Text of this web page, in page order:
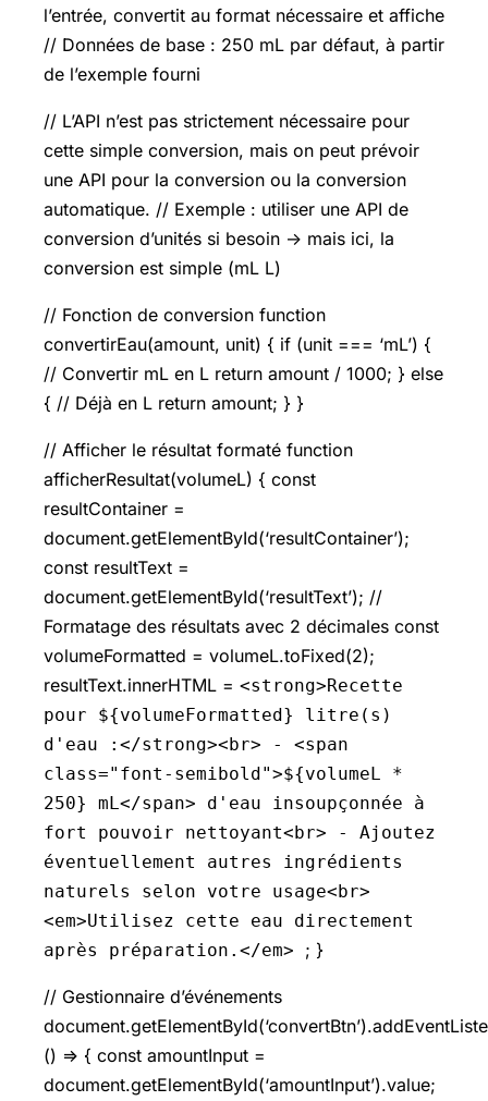
l’entrée, convertit au format nécessaire et affiche
// Données de base : 250 mL par défaut, à partir
de l’exemple fourni
// L’API n’est pas strictement nécessaire pour
cette simple conversion, mais on peut prévoir
une API pour la conversion ou la conversion
automatique. // Exemple : utiliser une API de
conversion d’unités si besoin -> mais ici, la
conversion est simple (mL L)
// Fonction de conversion function
convertirEau(amount, unit) { if (unit === ‘mL’) {
// Convertir mL en L return amount / 1000; } else
{ // Déjà en L return amount; } }
// Afficher le résultat formaté function
afficherResultat(volumeL) { const
resultContainer =
document.getElementById(‘resultContainer’);
const resultText =
document.getElementById(‘resultText’); //
Formatage des résultats avec 2 décimales const
volumeFormatted = volumeL.toFixed(2);
resultText.innerHTML = <strong>Recette
pour ${volumeFormatted} litre(s)
d'eau :</strong><br> - <span
class="font-semibold">${volumeL *
250} mL</span> d'eau insoupçonnée à
fort pouvoir nettoyant<br> - Ajoutez
éventuellement autres ingrédients
naturels selon votre usage<br>
<em>Utilisez cette eau directement
après préparation.</em> ; }
// Gestionnaire d’événements
() => { const amountInput =
document.getElementById(‘amountInput’).value;